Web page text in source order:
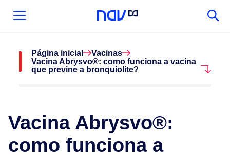
Página inicial
Vacinas
Vacina Abrysvo®: como funciona a vacina
que previne a bronquiolite?
Vacina Abrysvo®:
como funciona a